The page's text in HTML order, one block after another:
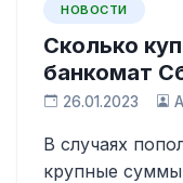
НОВОСТИ
Сколько
банкомат
26.01.2023
В случаях
крупные